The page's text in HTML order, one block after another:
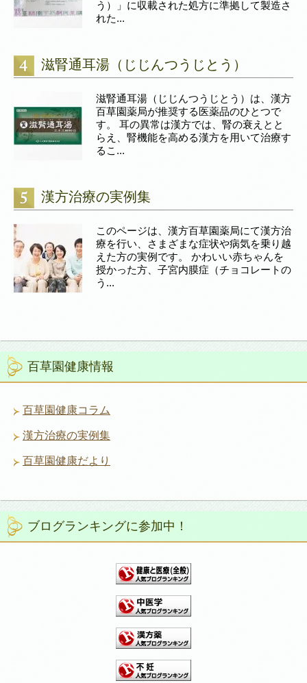
う）」に収載された処方に準拠して製造さ
れた...
滋腎通耳湯（じじんつうじとう）
滋腎通耳湯（じじんつうじとう）は、漢方
百草園薬局が推奨する医薬品のひとつで
す。 耳の異常は漢方では、腎の衰えとと
らえ、腎機能を高める漢方を用いて治療す
るこ...
漢方治療の実例集
このページは、漢方百草園薬局にて漢方治
療を行い、さまざまな症状や病気を乗り越
えた方の実例です。 かわいい赤ちゃんを
授かった方、子宮内膜症（チョコレートの
う...
百草園健康情報
百草園健康コラム
漢方治療の実例集
百草園健康だより
ブログランキングに参加中！